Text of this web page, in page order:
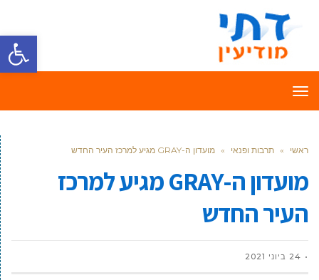
פתח
תפריט
ראשי » תרבות ופנאי » מועדון ה-GRAY מגיע למרכז העיר החדש
מועדון ה-GRAY מגיע למרכז
העיר החדש
24 ביוני 2021